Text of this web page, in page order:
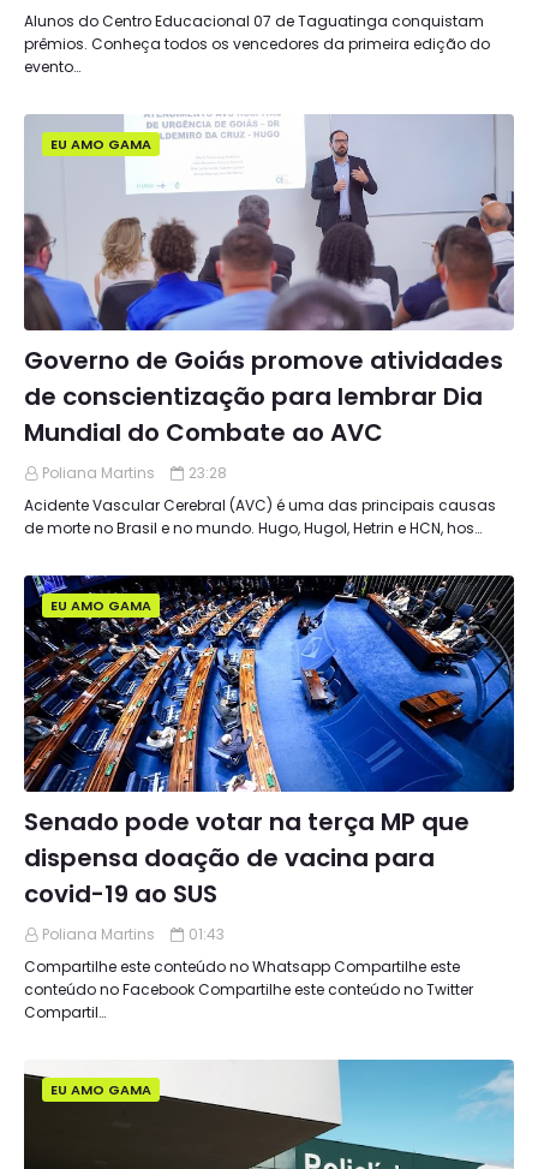
Alunos do Centro Educacional 07 de Taguatinga conquistam
prêmios. Conheça todos os vencedores da primeira edição do
evento…
EU AMO GAMA
Governo de Goiás promove atividades
de conscientização para lembrar Dia
Mundial do Combate ao AVC
Poliana Martins
23:28
Acidente Vascular Cerebral (AVC) é uma das principais causas
de morte no Brasil e no mundo. Hugo, Hugol, Hetrin e HCN, hos…
EU AMO GAMA
Senado pode votar na terça MP que
dispensa doação de vacina para
covid-19 ao SUS
Poliana Martins
01:43
Compartilhe este conteúdo no Whatsapp Compartilhe este
conteúdo no Facebook Compartilhe este conteúdo no Twitter
Compartil…
EU AMO GAMA